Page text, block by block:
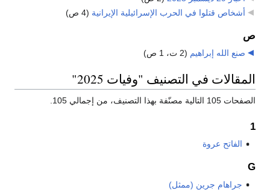
أشخاص قتلوا في الحرب الإسرائيلية الإيرانية (4 ص)
ص
صنع الله إبراهيم (2 ت، 1 ص)
المقالات في التصنيف "وفيات 2025"
الصفحات 105 التالية مصنّفة بهذا التصنيف، من إجمالي 105.
1
الفاتح عروة
G
جراهام جرين (ممثل)